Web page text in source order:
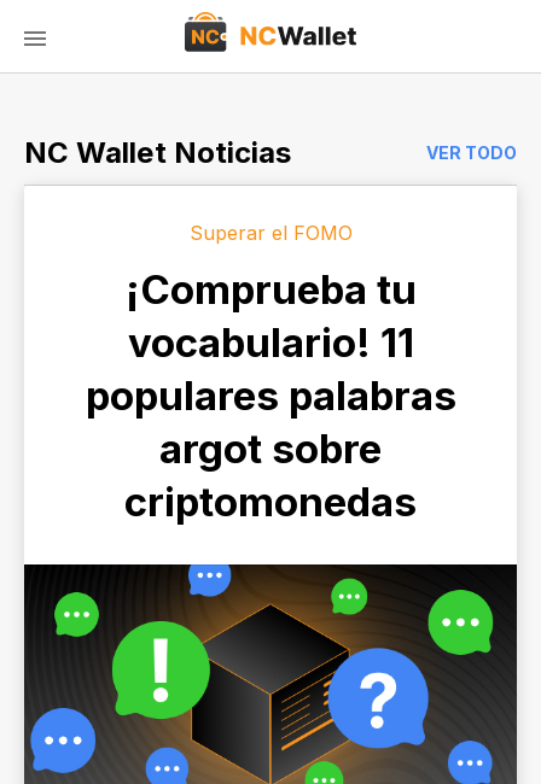
NC Wallet Noticias VER TODO
Superar el FOMO
¡Comprueba tu
vocabulario! 11
populares palabras
argot sobre
criptomonedas